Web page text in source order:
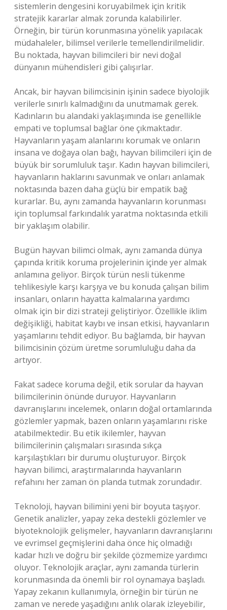
sistemlerin dengesini koruyabilmek için kritik
stratejik kararlar almak zorunda kalabilirler.
Örneğin, bir türün korunmasına yönelik yapılacak
müdahaleler, bilimsel verilerle temellendirilmelidir.
Bu noktada, hayvan bilimcileri bir nevi doğal
dünyanın mühendisleri gibi çalışırlar.
Ancak, bir hayvan bilimcisinin işinin sadece biyolojik
verilerle sınırlı kalmadığını da unutmamak gerek.
Kadınların bu alandaki yaklaşımında ise genellikle
empati ve toplumsal bağlar öne çıkmaktadır.
Hayvanların yaşam alanlarını korumak ve onların
insana ve doğaya olan bağı, hayvan bilimcileri için de
büyük bir sorumluluk taşır. Kadın hayvan bilimcileri,
hayvanların haklarını savunmak ve onları anlamak
noktasında bazen daha güçlü bir empatik bağ
kurarlar. Bu, aynı zamanda hayvanların korunması
için toplumsal farkındalık yaratma noktasında etkili
bir yaklaşım olabilir.
Bugün hayvan bilimci olmak, aynı zamanda dünya
çapında kritik koruma projelerinin içinde yer almak
anlamına geliyor. Birçok türün nesli tükenme
tehlikesiyle karşı karşıya ve bu konuda çalışan bilim
insanları, onların hayatta kalmalarına yardımcı
olmak için bir dizi strateji geliştiriyor. Özellikle iklim
değişikliği, habitat kaybı ve insan etkisi, hayvanların
yaşamlarını tehdit ediyor. Bu bağlamda, bir hayvan
bilimcisinin çözüm üretme sorumluluğu daha da
artıyor.
Fakat sadece koruma değil, etik sorular da hayvan
bilimcilerinin önünde duruyor. Hayvanların
davranışlarını incelemek, onların doğal ortamlarında
gözlemler yapmak, bazen onların yaşamlarını riske
atabilmektedir. Bu etik ikilemler, hayvan
bilimcilerinin çalışmaları sırasında sıkça
karşılaştıkları bir durumu oluşturuyor. Birçok
hayvan bilimci, araştırmalarında hayvanların
refahını her zaman ön planda tutmak zorundadır.
Teknoloji, hayvan bilimini yeni bir boyuta taşıyor.
Genetik analizler, yapay zeka destekli gözlemler ve
biyoteknolojik gelişmeler, hayvanların davranışlarını
ve evrimsel geçmişlerini daha önce hiç olmadığı
kadar hızlı ve doğru bir şekilde çözmemize yardımcı
oluyor. Teknolojik araçlar, aynı zamanda türlerin
korunmasında da önemli bir rol oynamaya başladı.
Yapay zekanın kullanımıyla, örneğin bir türün ne
zaman ve nerede yaşadığını anlık olarak izleyebilir,